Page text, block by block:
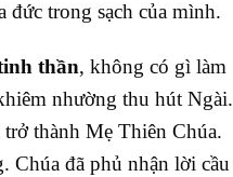
đức trong sạch của mình.
thần, không có gì làm
nhường thu hút Ngài.
thành Mẹ Thiên Chúa.
Chúa đã phủ nhận lời cầu